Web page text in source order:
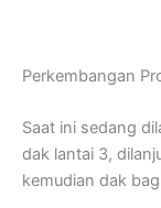
Perkembangan
Saat ini sedang
dak lantai 3,
kemudian dak